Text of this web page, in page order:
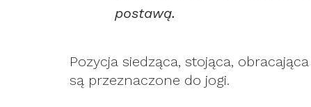
postawą.
Pozycja siedząca, stojąca,
są przeznaczone do jogi.